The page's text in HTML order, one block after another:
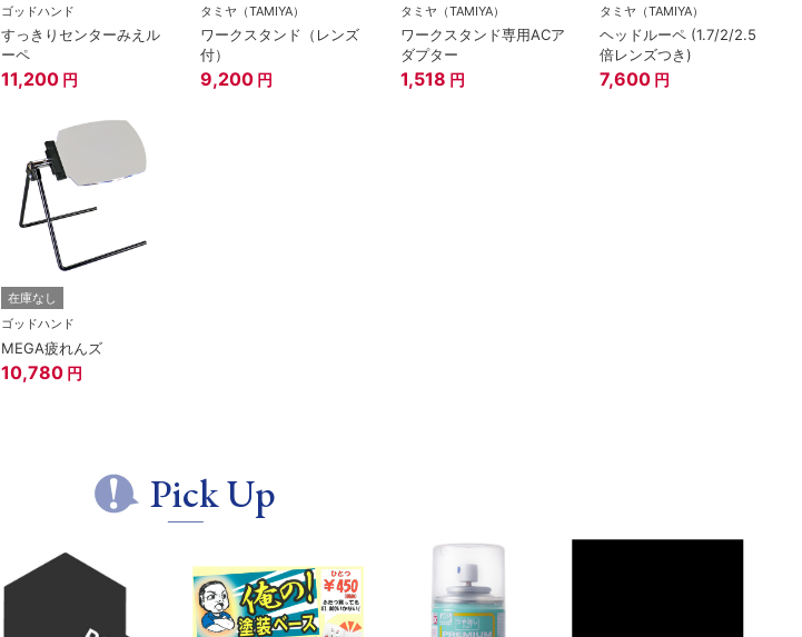
ゴッドハンド
すっきりセンターみえル
ーペ
11,200 円
タミヤ（TAMIYA）
ワークスタンド（レンズ
付）
9,200 円
タミヤ（TAMIYA）
ワークスタンド専用ACア
ダプター
1,518 円
タミヤ（TAMIYA）
ヘッドルーペ (1.7/2/2.5
倍レンズつき)
7,600 円
在庫なし
ゴッドハンド
MEGA疲れんズ
10,780 円
Pick Up